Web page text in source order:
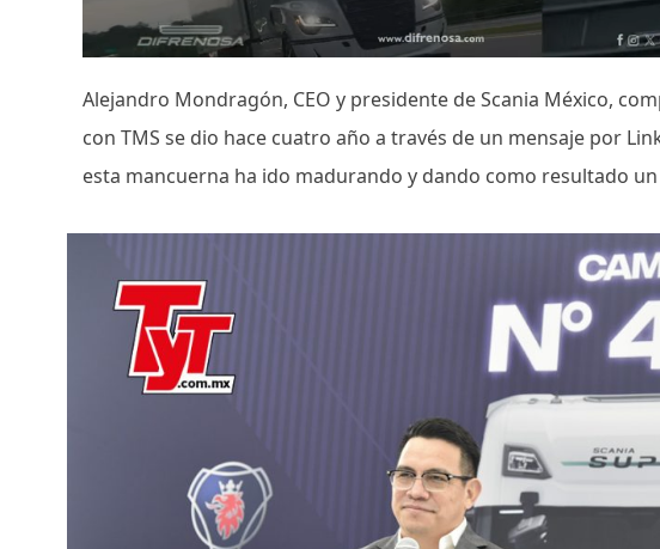
Alejandro Mondragón, CEO y presidente de Scania México,
con TMS se dio hace cuatro año a través de un mensaje por
esta mancuerna ha ido madurando y dando como resultado